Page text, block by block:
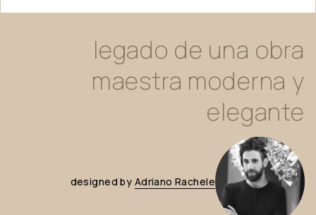
legado de una obra
maestra moderna y
elegante
designed by Adriano Rachele